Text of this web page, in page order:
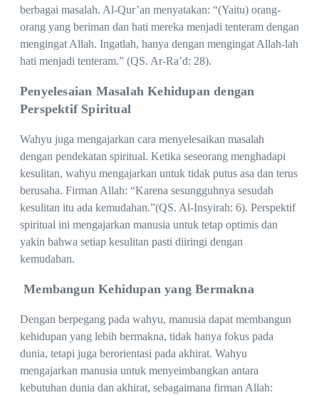
berbagai masalah. Al-Qur’an menyatakan: “(Yaitu) orang-
orang yang beriman dan hati mereka menjadi tenteram dengan
mengingat Allah. Ingatlah, hanya dengan mengingat Allah-lah
hati menjadi tenteram.” (QS. Ar-Ra’d: 28).
Penyelesaian Masalah Kehidupan dengan
Perspektif Spiritual
Wahyu juga mengajarkan cara menyelesaikan masalah
dengan pendekatan spiritual. Ketika seseorang menghadapi
kesulitan, wahyu mengajarkan untuk tidak putus asa dan terus
berusaha. Firman Allah: “Karena sesungguhnya sesudah
kesulitan itu ada kemudahan.”(QS. Al-Insyirah: 6). Perspektif
spiritual ini mengajarkan manusia untuk tetap optimis dan
yakin bahwa setiap kesulitan pasti diiringi dengan
kemudahan.
Membangun Kehidupan yang Bermakna
Dengan berpegang pada wahyu, manusia dapat membangun
kehidupan yang lebih bermakna, tidak hanya fokus pada
dunia, tetapi juga berorientasi pada akhirat. Wahyu
mengajarkan manusia untuk menyeimbangkan antara
kebutuhan dunia dan akhirat, sebagaimana firman Allah: